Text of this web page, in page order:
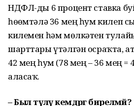
НДФЛ-ды 6 процент ставка
һөҙөмтәлә 36 мең һум килеп
килемен һәм мөлкәтен
шарттары үтәлгән осраҡта,
42 мең һум (78 мең – 36 мең =
аласаҡ.
– Был түләү кемдәргә бирелмәй?